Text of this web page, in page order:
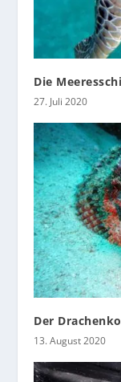
Die
27. Juli 2020
Der
13. August 2020